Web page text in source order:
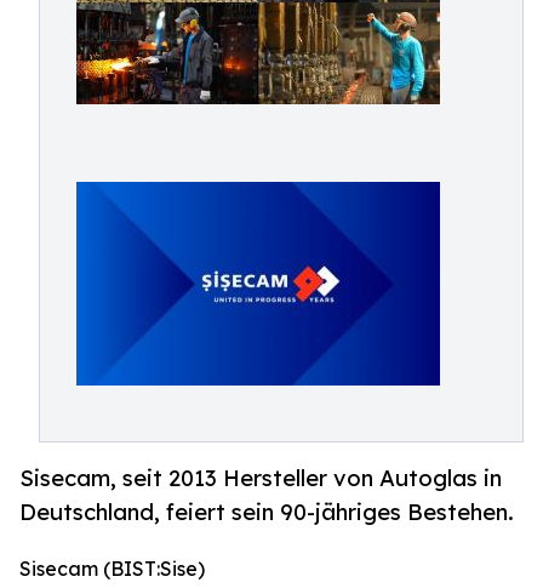
Sisecam, seit 2013 Hersteller von Autoglas in
Deutschland, feiert sein 90-jähriges Bestehen.
Sisecam (BIST:Sise)